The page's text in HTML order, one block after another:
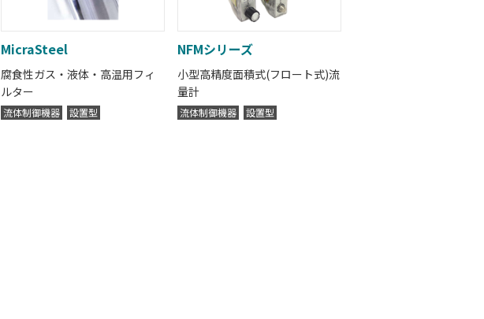
MicraSteel
腐食性ガス・液体・高温用フィ
ルター
流体制御機器 設置型
NFMシリーズ
小型高精度面積式(フロート式)流
量計
流体制御機器 設置型